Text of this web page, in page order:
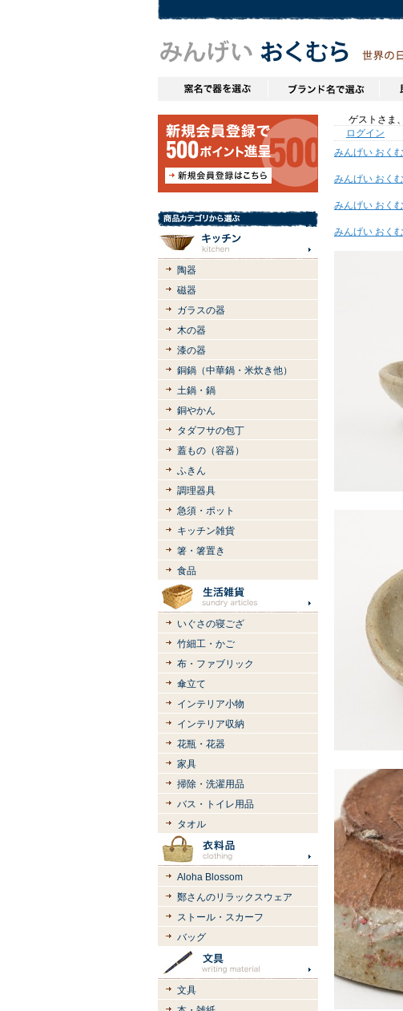
陶器
磁器
ガラスの器
木の器
漆の器
銅鍋（中華鍋・米炊き他）
土鍋・鍋
銅やかん
タダフサの包丁
蓋もの（容器）
ふきん
調理器具
急須・ポット
キッチン雑貨
箸・箸置き
食品
いぐさの寝ござ
竹細工・かご
布・ファブリック
傘立て
インテリア小物
インテリア収納
花瓶・花器
家具
掃除・洗濯用品
バス・トイレ用品
タオル
Aloha Blossom
鄭さんのリラックスウェア
ストール・スカーフ
バッグ
文具
ゲストさま
ログイン
みんげい おく
みんげい おく
みんげい おく
みんげい おく